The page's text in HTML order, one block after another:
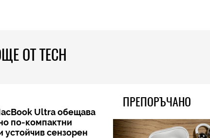
ОТ TECH
Ultra обещава
по-компактни
устойчив сензорен
ПРЕПОРЪЧАНО